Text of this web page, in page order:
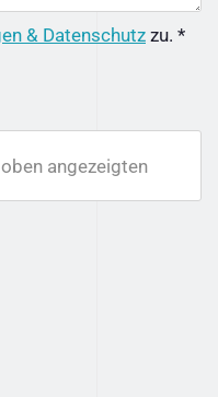
& Datenschutzzu. *
angezeigten